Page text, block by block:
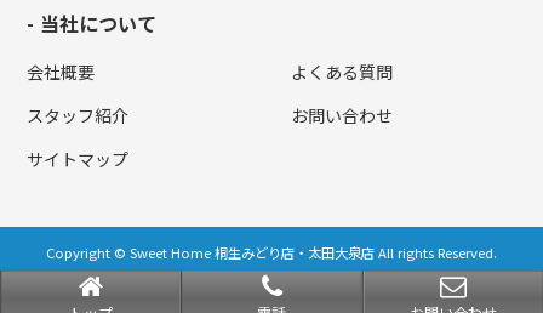
当社について
会社概要
よくある質問
スタッフ紹介
お問い合わせ
サイトマップ
Copyright © Sweet Home 桐生みどり店・太田大泉店 All rights Reserved.
powered by 不動産クラウドオフィス